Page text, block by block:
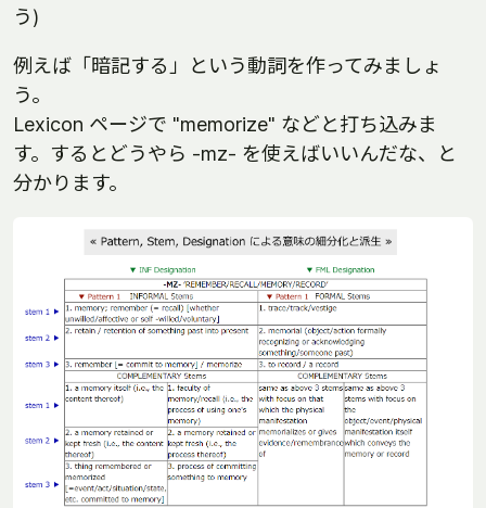
う)
例えば「暗記する」という動詞を作ってみましょ
う。
Lexicon ページで "memorize" などと打ち込みま
す。するとどうやら -mz- を使えばいいんだな、と
分かります。